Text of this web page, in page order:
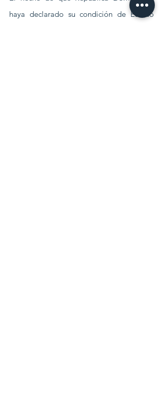
haya declarado su condición de Estado